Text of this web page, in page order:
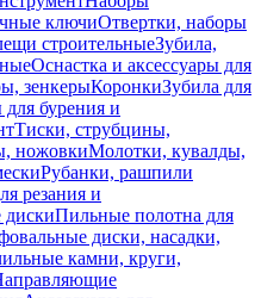
ключиОтвертки, наборы
строительныеЗубила,
Оснастка и аксессуары для
зенкерыКоронкиЗубила для
для бурения и
Тиски, струбцины,
ножовкиМолотки, кувалды,
Рубанки, рашпили
резания и
Пильные полотна для
диски, насадки,
камни, круги,